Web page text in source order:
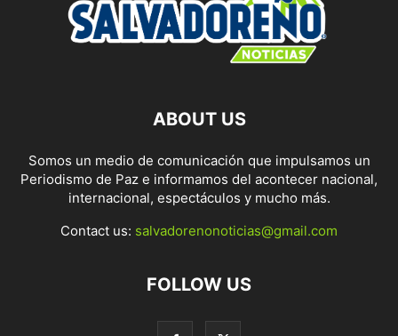
ABOUT US
Somos un medio de comunicación que impulsamos un
Periodismo de Paz e informamos del acontecer nacional,
internacional, espectáculos y mucho más.
Contact us: salvadorenonoticias@gmail.com
FOLLOW US